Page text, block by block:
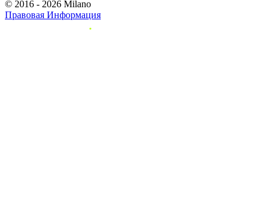
© 2016 - 2026 Milano
Правовая Информация